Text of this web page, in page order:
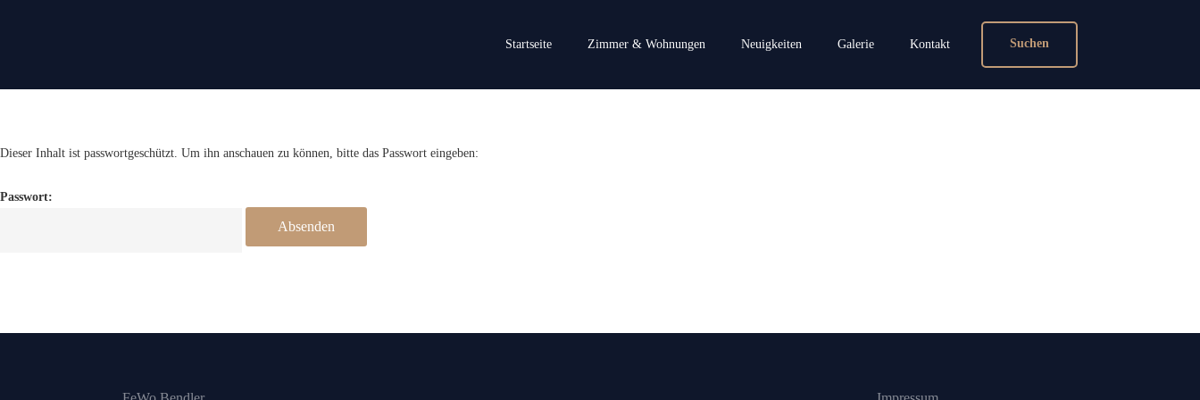
Startseite Zimmer & Wohnungen Neuigkeiten Galerie Kontakt Suchen
Dieser Inhalt ist passwortgeschützt. Um ihn anschauen zu können, bitte das Passwort eingeben:
Passwort: